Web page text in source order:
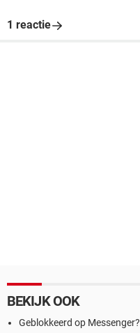
1 reactie
BEKIJK OOK
Geblokkeerd op Messenger?